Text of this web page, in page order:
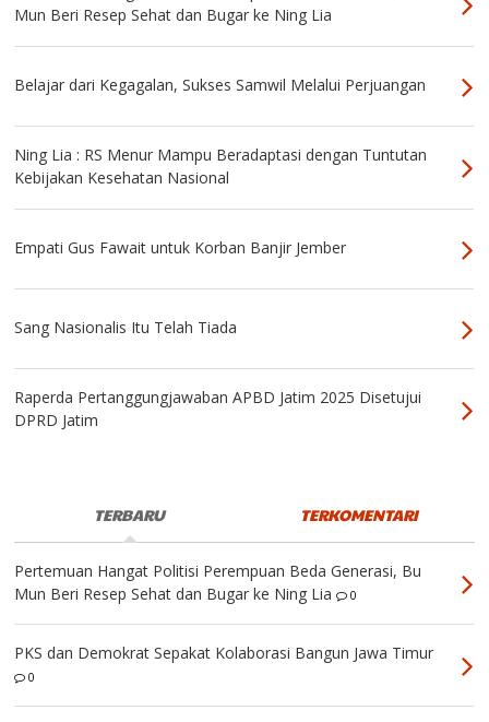
Mun Beri Resep Sehat dan Bugar ke Ning Lia
Belajar dari Kegagalan, Sukses Samwil Melalui Perjuangan
Ning Lia : RS Menur Mampu Beradaptasi dengan Tuntutan
Kebijakan Kesehatan Nasional
Empati Gus Fawait untuk Korban Banjir Jember
Sang Nasionalis Itu Telah Tiada
Raperda Pertanggungjawaban APBD Jatim 2025 Disetujui
DPRD Jatim
TERBARU TERKOMENTARI
Pertemuan Hangat Politisi Perempuan Beda Generasi, Bu
Mun Beri Resep Sehat dan Bugar ke Ning Lia
0
PKS dan Demokrat Sepakat Kolaborasi Bangun Jawa Timur
0